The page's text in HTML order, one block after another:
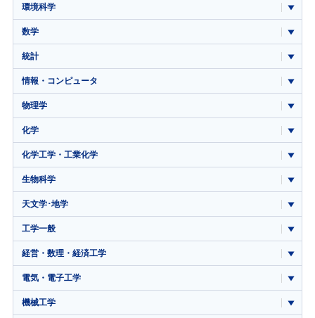
環境科学
数学
統計
情報・コンピュータ
物理学
化学
化学工学・工業化学
生物科学
天文学･地学
工学一般
経営・数理・経済工学
電気・電子工学
機械工学